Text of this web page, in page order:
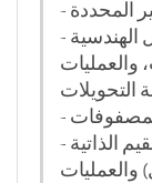
المحددة -
-
-
الذاتية -